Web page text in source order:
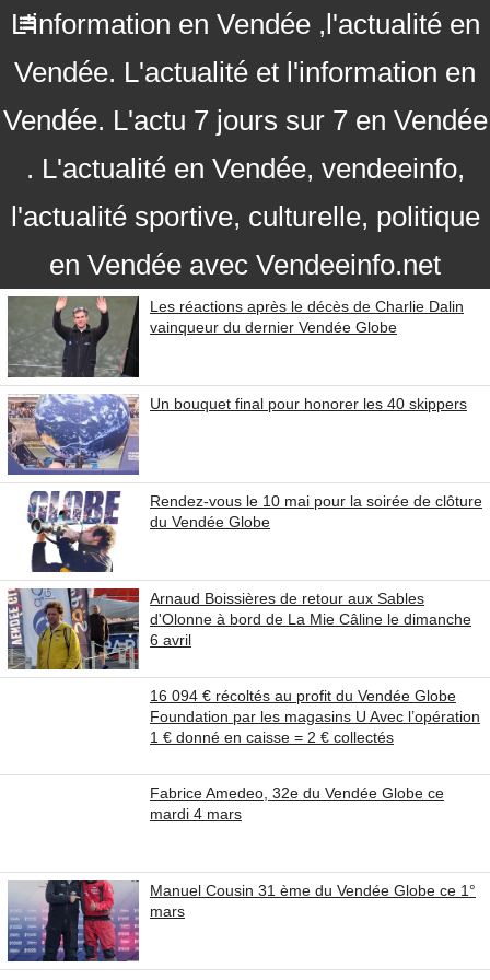
L'information en Vendée ,l'actualité en
Vendée. L'actualité et l'information en
Vendée. L'actu 7 jours sur 7 en Vendée
. L'actualité en Vendée, vendeeinfo,
l'actualité sportive, culturelle, politique
en Vendée avec Vendeeinfo.net
Les réactions après le décès de Charlie Dalin
vainqueur du dernier Vendée Globe
Un bouquet final pour honorer les 40 skippers
Rendez-vous le 10 mai pour la soirée de clôture
du Vendée Globe
Arnaud Boissières de retour aux Sables
d'Olonne à bord de La Mie Câline le dimanche
6 avril
16 094 € récoltés au profit du Vendée Globe
Foundation par les magasins U Avec l’opération
1 € donné en caisse = 2 € collectés
Fabrice Amedeo, 32e du Vendée Globe ce
mardi 4 mars
Manuel Cousin 31 ème du Vendée Globe ce 1°
mars